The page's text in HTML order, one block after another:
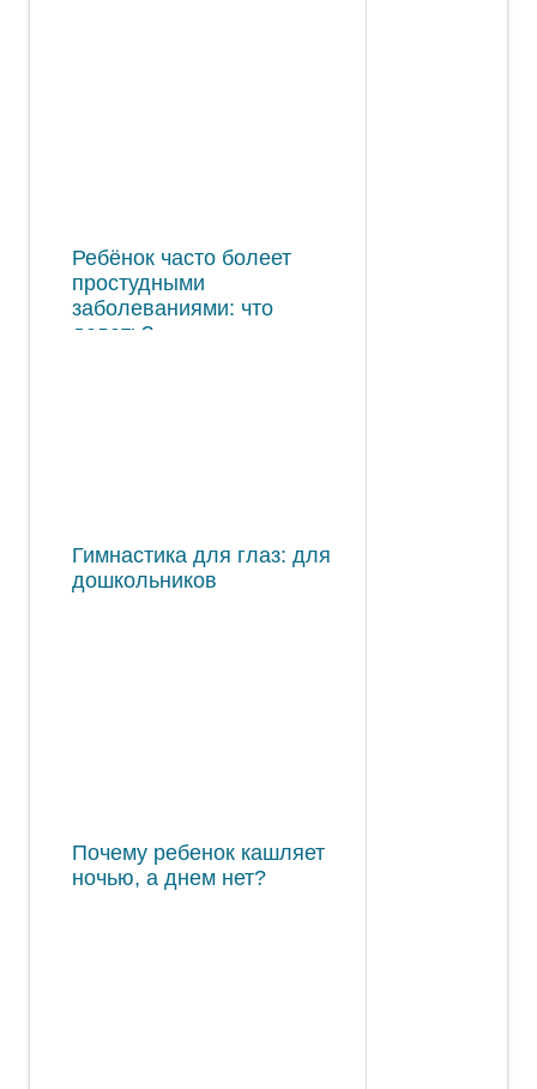
Ребёнок часто болеет
простудными
заболеваниями: что
делать?
Гимнастика для глаз: для
дошкольников
Почему ребенок кашляет
ночью, а днем нет?